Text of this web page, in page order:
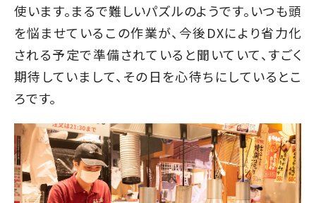
使います。まるで難しいパズルのようです。いつも頭
を悩ませているこの作業が、今後DXにより省力化
される予定で準備されていると聞いていて、すごく
期待していまして、その日を心待ちにしているとこ
ろです。